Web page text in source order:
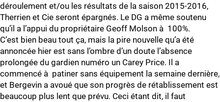
déroulement et/ou les résultats de la saison 2015-2016,
Therrien et Cie seront épargnés. Le DG a même soutenu
qu’il a l’appui du propriétaire Geoff Molson à 100%.
C’est bien beau tout ça, mais la pire nouvelle qu’a été
annoncée hier est sans l’ombre d’un doute l’absence
prolongée du gardien numéro un Carey Price. Il a
commencé à patiner sans équipement la semaine dernière,
et Bergevin a avoué que son progrès de rétablissement est
beaucoup plus lent que prévu. Ceci étant dit, il faut